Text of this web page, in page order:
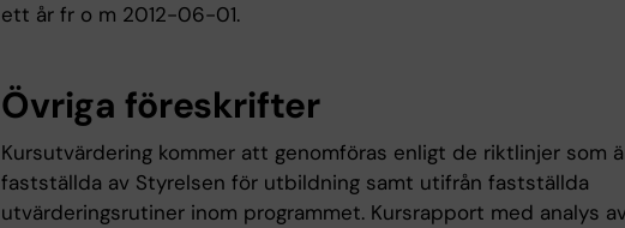
ett år fr o m 2012-06-01.
Övriga föreskrifter
Kursutvärdering kommer att genomföras enligt de riktlinjer som
fastställda av Styrelsen för utbildning samt utifrån fastställda
utvärderingsrutiner inom programmet. Kursrapport med analys